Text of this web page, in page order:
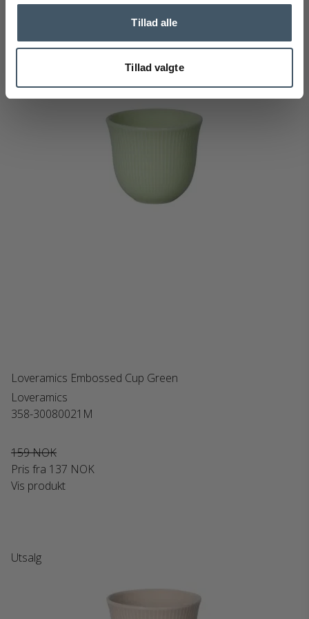
Tillad alle
Tillad valgte
Vis produkt
Loveramics Embossed Cup Green
Loveramics
358-30080021M
159 NOK
Pris fra 137 NOK
Vis produkt
Utsalg